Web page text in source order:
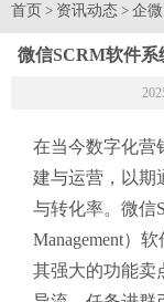
首页 > 资讯动态 > 企
微信SCRM软件系
在当今数字化营
建与运营，以期
与转化率。微信
Management）
其强大的功能卖